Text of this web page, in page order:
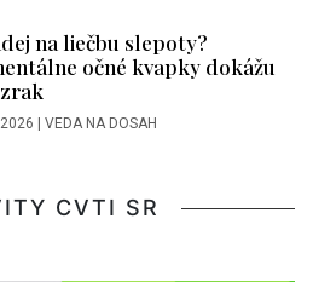
na liečbu slepoty?
očné kvapky dokážu
| VEDA NA DOSAH
CVTI SR